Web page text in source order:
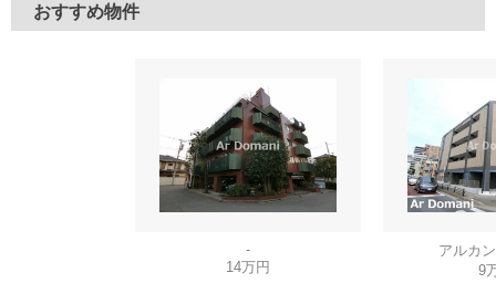
おすすめ物件
-
14万円
アルカ
9